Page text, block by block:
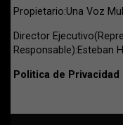
Propietario:Una Voz
Director
Responsable):Esteban
Politica de Privacidad